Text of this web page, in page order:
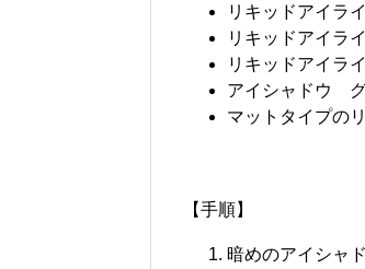
リキッドアイラ
リキッドアイラ
リキッドアイラ
アイシャドウ
マットタイプの
【手順】
暗めのアイシャ